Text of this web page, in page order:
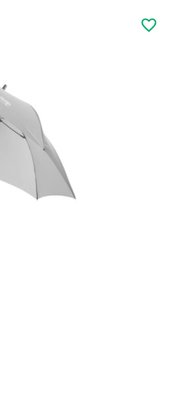
favorite_border